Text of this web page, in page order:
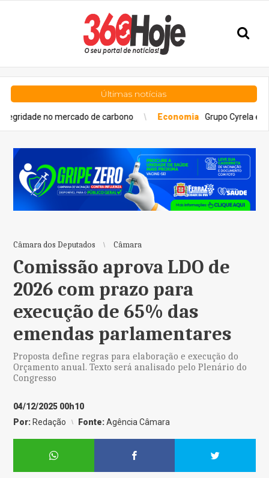
Últimas notícias
mercado de carbono Economia Grupo Cyrela é reconhecido
Câmara dos Deputados Câmara
Comissão aprova LDO de
2026 com prazo para
execução de 65% das
emendas parlamentares
Proposta define regras para elaboração e execução do
Orçamento anual. Texto será analisado pelo Plenário do
Congresso
04/12/2025 00h10
Por: Redação Fonte:Agência Câmara